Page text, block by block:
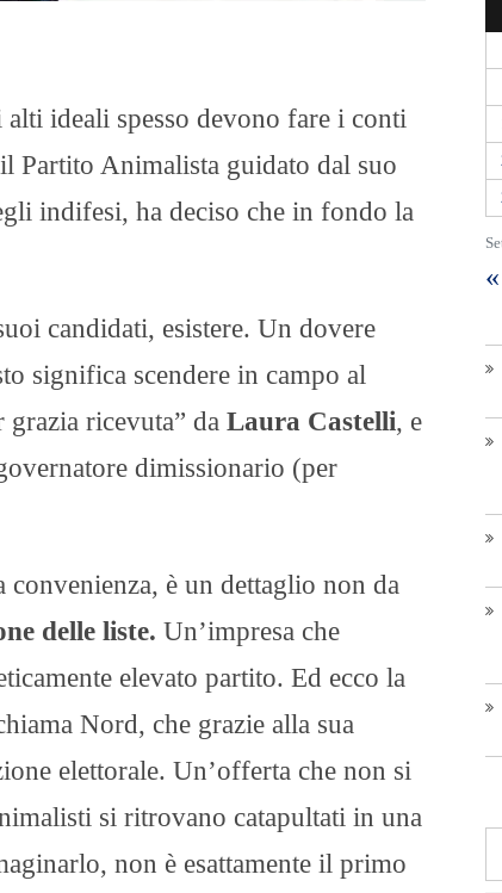
ideali spesso devono fare i conti
Partito Animalista guidato dal suo
indifesi, ha deciso che in fondo la
candidati, esistere. Un dovere
significa scendere in campo al
ricevuta” da Laura Castelli, e
dimissionario (per
è un dettaglio non da
delle liste. Un’impresa che
elevato partito. Ed ecco la
Nord, che grazie alla sua
elettorale. Un’offerta che non si
si ritrovano catapultati in una
non è esattamente il primo